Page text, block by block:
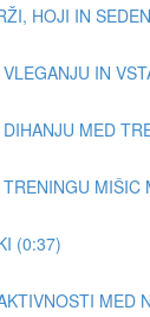
HOJI IN
IN
MED
MIŠIC
(0:37)
MED